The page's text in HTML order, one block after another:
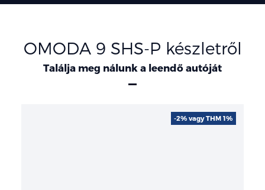
OMODA 9 SHS-P készletről
Találja meg nálunk a leendő autóját
-2% vagy THM 1%